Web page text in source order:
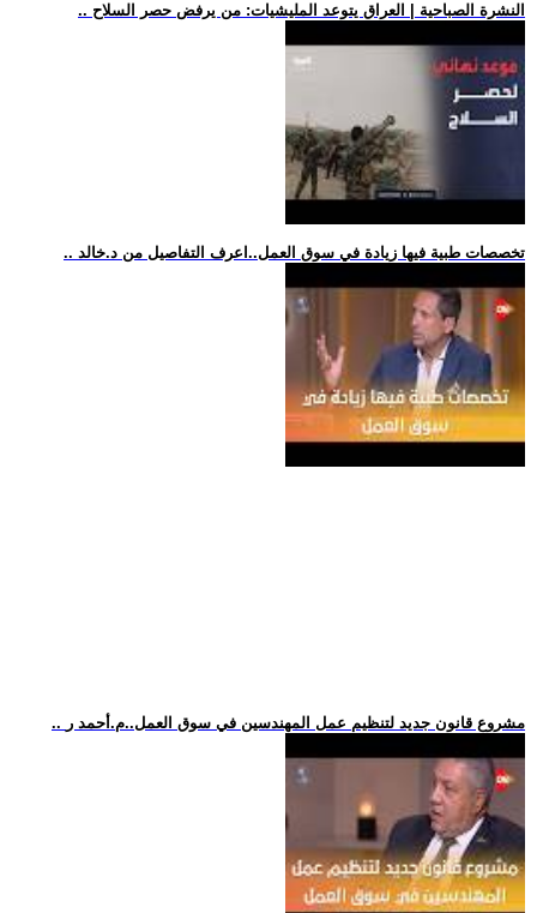
.. النشرة الصباحية | العراق يتوعد المليشيات: من يرفض حصر السلاح
.. تخصصات طبية فيها زيادة في سوق العمل..اعرف التفاصيل من د.خالد
.. مشروع قانون جديد لتنظيم عمل المهندسين في سوق العمل..م.أحمد ر